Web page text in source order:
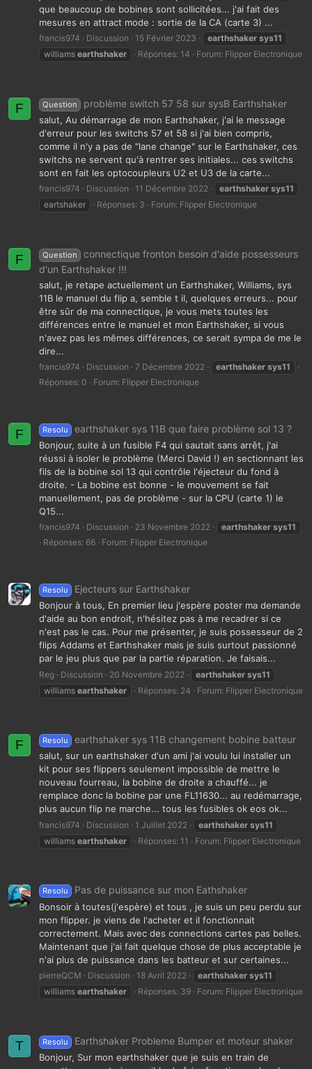
que beaucoup de bobines sont sollicitées... j'ai fait des
mesures en attract mode : sortie de la CA (carte 3) ...
francis974 Discussion 15 Février 2023 earthshaker sys11
williams earthshaker Réponses: 14 Forum: Flipper Electronique
F Question problème switch 57 58 sur sysB Earthshaker
salut, Au démarrage de mon Earthshaker, j'ai le message
d'erreur pour les switchs 57 et 58 si j'ai bien compris,
comme il n'y a pas de "lane change" sur le Earthshaker, ces
switchs ne servent qu'à rentrer ses initiales... ces switchs
sont en fait les optocoupleurs U2 et U3 de la carte...
francis974 Discussion 11 Décembre 2022 earthshaker sys11
eartshaker
Réponses: 3 Forum: Flipper Electronique
F Question
connectique fronton besoin d'aide possesseurs
d'un Earthshaker !!!
salut, je retape actuellement un Earthshaker, Williams, sys
11B le manuel du flip a, semble t il, quelques erreurs... pour
être sûr de ma connectique, je vous mets toutes les
différences entre le manuel et mon Earthshaker, si vous
n'avez pas les mêmes différences, ce serait sympa de me le
dire...
francis974 Discussion 7 Décembre 2022 earthshaker sys11
Réponses: 0
Forum: Flipper Electronique
F Resolu earthshaker sys 11B que faire problème sol 13 ?
Bonjour, suite à un fusible F4 qui sautait sans arrêt, j'ai
réussi à isoler le problème (Merci David !) en sectionnant les
fils de la bobine sol 13 qui contrôle l'éjecteur du fond à
droite. - La bobine est bonne - le mouvement se fait
manuellement, pas de problème - sur la CPU (carte 1) le
Q15...
francis974 Discussion 23 Novembre 2022 earthshaker sys11
Réponses: 66
Forum: Flipper Electronique
Resolu Ejecteurs sur Earthshaker
Bonjour à tous, En premier lieu j'espère poster ma demande
d'aide au bon endroit, n'hésitez pas à me recadrer si ce
n'est pas le cas. Pour me présenter, je suis possesseur de 2
flips Addams et Earthshaker mais je suis surtout passionné
par le jeu plus que par la partie réparation. Je faisais...
Reg Discussion 20 Novembre 2022 earthshaker sys11
williams earthshaker Réponses: 24 Forum: Flipper Electronique
F Resolu earthshaker sys 11B changement bobine batteur
salut, sur un earthshaker d'un ami j'ai voulu lui installer un
kit pour ses flippers seulement impossible de mettre le
nouveau fourreau, la bobine de droite a chauffé... je
remplace donc la bobine par une FL11630... au redémarrage,
plus aucun flip ne marche... tous les fusibles ok eos ok...
francis974 Discussion 1 Juillet 2022 earthshaker sys11
williams earthshaker Réponses: 11 Forum: Flipper Electronique
Resolu Pas de puissance sur mon Eathshaker
Bonsoir à toutes(j'espère) et tous , je suis un peu perdu sur
mon flipper. je viens de l'acheter et il fonctionnait
correctement. Mais avec des connections cartes pas belles.
Maintenant que j'ai fait quelque chose de plus acceptable je
n'ai plus de puissance dans les batteur et sur certaines...
pierreQCM Discussion 18 Avril 2022 earthshaker sys11
williams earthshaker Réponses: 39 Forum: Flipper Electronique
T Resolu Earthshaker Probleme Bumper et moteur shaker
Bonjour, Sur mon earthshaker que je suis en train de